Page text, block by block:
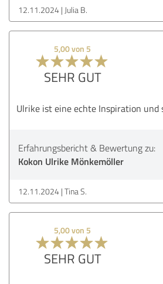
12.11.2024 Julia B.
5,00 von 5
SEHR GUT
Ulrike ist eine echte Inspiration und
Erfahrungsbericht & Bewertung zu:
Kokon Ulrike Mönkemöller
12.11.2024 Tina S.
5,00 von 5
SEHR GUT